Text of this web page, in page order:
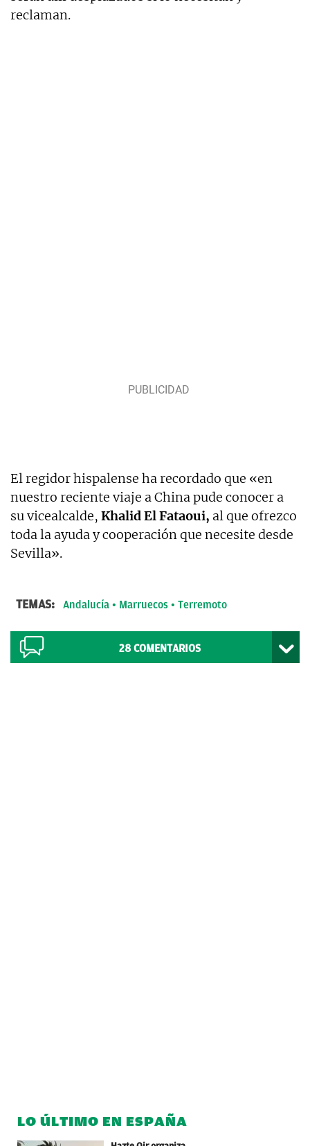
reclaman.
El regidor hispalense ha recordado que «en
nuestro reciente viaje a China pude conocer a
su vicealcalde, Khalid El Fataoui, al que ofrezco
toda la ayuda y cooperación que necesite desde
Sevilla».
TEMAS: Andalucía Marruecos Terremoto
28 COMENTARIOS
LO ÚLTIMO EN ESPAÑA